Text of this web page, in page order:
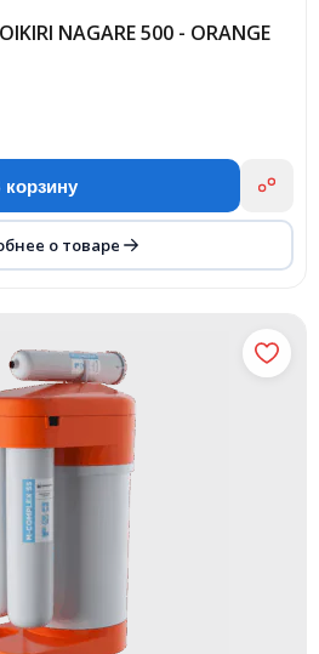
NAGARE 500 - ORANGE
корзину
о товаре